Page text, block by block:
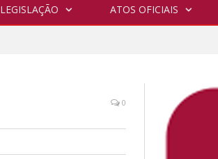
LEGISLAÇÃO ATOS OFICIAIS
0